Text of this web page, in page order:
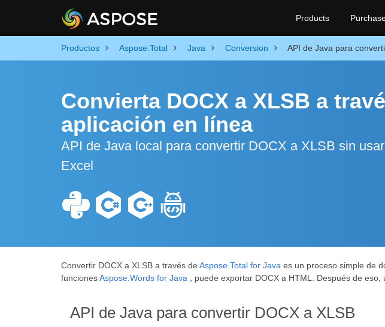
Products
Productos Aspose.Total Java Conversion API de Java para
Convierta DOCX a XLSB a
aplicación en línea
API de Java local para convertir DOCX a XLSB sin
Excel
Convertir DOCX a XLSB a través de Aspose.Total for Java es un proceso simple de
funcionesAspose.Words for Java , puede exportar DOCX a HTML. Después de eso,
API de Java para convertir DOCX a XLSB